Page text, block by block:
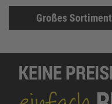
Großes Sortiment